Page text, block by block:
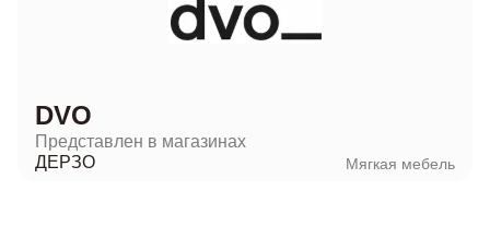
DVO
Представлен в магазинах
ДЕРЗО
Мягкая мебель